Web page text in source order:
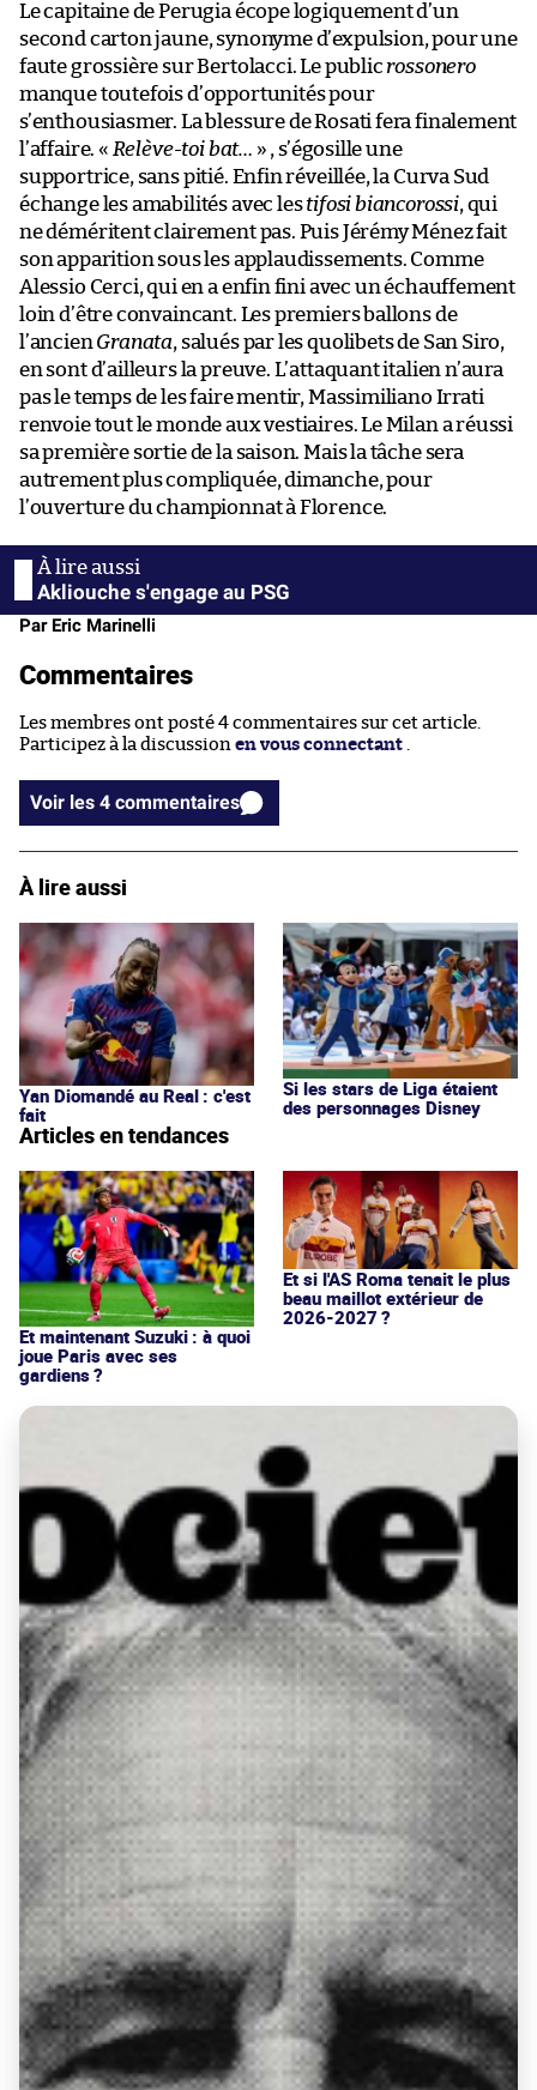
Le capitaine de Perugia écope logiquement d’un
second carton jaune, synonyme d’expulsion, pour une
faute grossière sur Bertolacci. Le public rossonero
manque toutefois d’opportunités pour
s’enthousiasmer. La blessure de Rosati fera finalement
l’affaire. « Relève-toi bat… » , s’égosille une
supportrice, sans pitié. Enfin réveillée, la Curva Sud
échange les amabilités avec lestifosi biancorossi, qui
ne déméritent clairement pas. Puis Jérémy Ménez fait
son apparition sous les applaudissements. Comme
Alessio Cerci, qui en a enfin fini avec un échauffement
loin d’être convaincant. Les premiers ballons de
l’ancien Granata, salués par les quolibets de San Siro,
en sont d’ailleurs la preuve. L’attaquant italien n’aura
pas le temps de les faire mentir, Massimiliano Irrati
renvoie tout le monde aux vestiaires. Le Milan a réussi
sa première sortie de la saison. Mais la tâche sera
autrement plus compliquée, dimanche, pour
l’ouverture du championnat à Florence.
Akliouche s'engage au PSG
Par Eric Marinelli
Commentaires
Les membres ont posté 4 commentaires sur cet article.
Participez à la discussion en vous connectant .
Voir les 4 commentaires
À lire aussi
Yan Diomandé au Real : c'est
fait
Si les stars de Liga étaient
des personnages Disney
Articles en tendances
Et maintenant Suzuki : à quoi
joue Paris avec ses
gardiens ?
Et si l'AS Roma tenait le plus
beau maillot extérieur de
2026-2027 ?